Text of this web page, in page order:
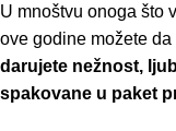
U mnoštvu onoga što
ove godine možete
darujete nežnost,
spakovane u paket